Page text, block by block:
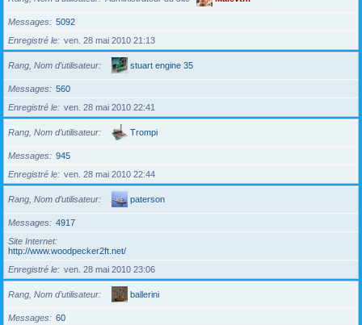
Messages
5092
Enregistré le
ven. 28 mai 2010 21:13
Rang, Nom d’utilisateur stuart engine 35
Messages
560
Enregistré le
ven. 28 mai 2010 22:41
Rang, Nom d’utilisateur Trompi
Messages
945
Enregistré le
ven. 28 mai 2010 22:44
Rang, Nom d’utilisateur paterson
Messages
4917
Site Internet
http://www.woodpecker2ft.net/
Enregistré le
ven. 28 mai 2010 23:06
Rang, Nom d’utilisateur ballerini
Messages
60